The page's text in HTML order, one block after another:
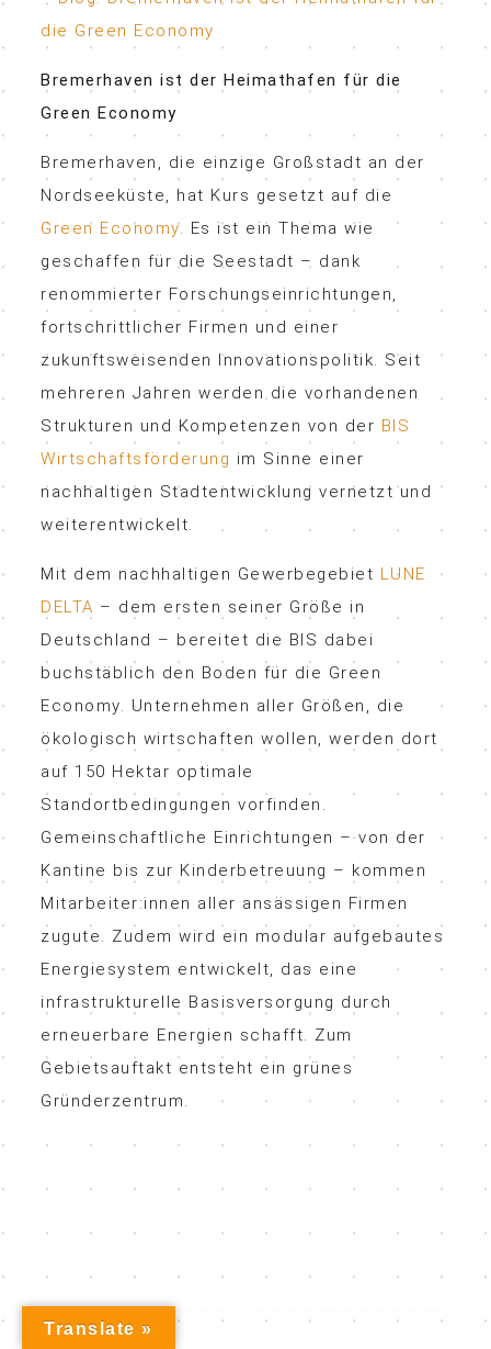
Bremerhaven ist der Heimathafen für die
Green Economy
Bremerhaven, die einzige Großstadt an der
Nordseeküste, hat Kurs gesetzt auf die
Green Economy. Es ist ein Thema wie
geschaffen für die Seestadt – dank
renommierter Forschungseinrichtungen,
fortschrittlicher Firmen und einer
zukunftsweisenden Innovationspolitik. Seit
mehreren Jahren werden die vorhandenen
Strukturen und Kompetenzen von der BIS
Wirtschaftsförderung im Sinne einer
nachhaltigen Stadtentwicklung vernetzt und
weiterentwickelt.
Mit dem nachhaltigen Gewerbegebiet LUNE
DELTA – dem ersten seiner Größe in
Deutschland – bereitet die BIS dabei
buchstäblich den Boden für die Green
Economy. Unternehmen aller Größen, die
ökologisch wirtschaften wollen, werden dort
auf 150 Hektar optimale
Standortbedingungen vorfinden.
Gemeinschaftliche Einrichtungen – von der
Kantine bis zur Kinderbetreuung – kommen
Mitarbeiter:innen aller ansässigen Firmen
zugute. Zudem wird ein modular aufgebautes
Energiesystem entwickelt, das eine
infrastrukturelle Basisversorgung durch
erneuerbare Energien schafft. Zum
Gebietsauftakt entsteht ein grünes
Gründerzentrum.
Translate »